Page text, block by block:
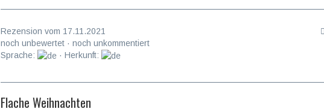
Rezension vom 17.11.2021
noch unbewertet · noch unkommentiert
Sprache:
· Herkunft:
Flache Weihnachten